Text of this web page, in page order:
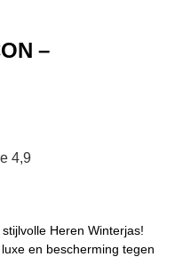
–
4,9
Heren Winterjas!
en bescherming tegen